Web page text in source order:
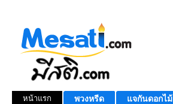
หน้าแรก พวงหรีด แจกันดอกไม้